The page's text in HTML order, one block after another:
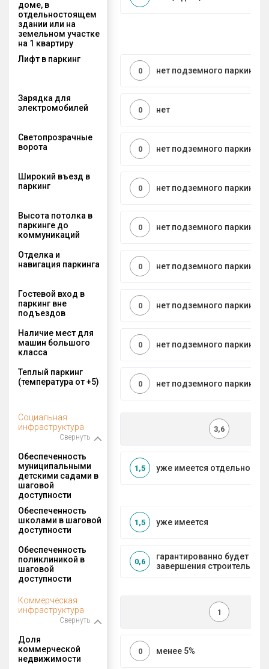
доме, в
отдельностоящем
здании или на
земельном участке
на 1 квартиру
Лифт в паркинг
нет подземного паркинга
0
Зарядка для
электромобилей
нет
0
Светопрозрачные
ворота
нет подземного паркинга
0
Широкий въезд в
паркинг
нет подземного паркинга
0
Высота потолка в
паркинге до
коммуникаций
нет подземного паркинга
0
Отделка и
навигация паркинга
нет подземного паркинга
0
Гостевой вход в
паркинг вне
подъездов
нет подземного паркинга
0
Наличие мест для
машин большого
класса
нет подземного паркинга
0
Теплый паркинг
(температура от +5)
нет подземного паркинга
0
Социальная
инфраструктура
Свернуть
3,6
Обеспеченность
муниципальными
детскими садами в
шаговой
доступности
уже имеется
1,5
Обеспеченность
школами в шаговой
доступности
уже имеется
1,5
Обеспеченность
поликлиникой в
шаговой
доступности
гарантированно будет
завершения строительства
0,6
Коммерческая
инфраструктура
Свернуть
1
Доля
коммерческой
недвижимости
менее 5%
0